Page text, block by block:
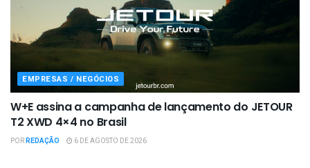
EMPRESAS / NEGÓCIOS
W+E assina a campanha de lançamento do JETOUR
T2 XWD 4×4 no Brasil
PORREDAÇÃO 6 DE AGOSTO DE 2026